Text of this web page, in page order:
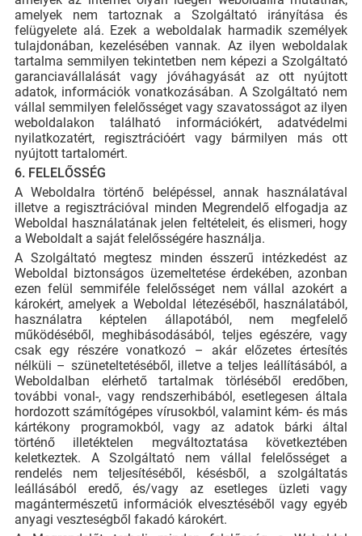
amelyek nem tartoznak a Szolgáltató irányítása és
felügyelete alá. Ezek a weboldalak harmadik személyek
tulajdonában, kezelésében vannak. Az ilyen weboldalak
tartalma semmilyen tekintetben nem képezi a Szolgáltató
garanciavállalását vagy jóváhagyását az ott nyújtott
adatok, információk vonatkozásában. A Szolgáltató nem
vállal semmilyen felelősséget vagy szavatosságot az ilyen
weboldalakon található információkért, adatvédelmi
nyilatkozatért, regisztrációért vagy bármilyen más ott
nyújtott tartalomért.
6. FELELŐSSÉG
A Weboldalra történő belépéssel, annak használatával
illetve a regisztrációval minden Megrendelő elfogadja az
Weboldal használatának jelen feltételeit, és elismeri, hogy
a Weboldalt a saját felelősségére használja.
A Szolgáltató megtesz minden ésszerű intézkedést az
Weboldal biztonságos üzemeltetése érdekében, azonban
ezen felül semmiféle felelősséget nem vállal azokért a
károkért, amelyek a Weboldal létezéséből, használatából,
használatra képtelen állapotából, nem megfelelő
működéséből, meghibásodásából, teljes egészére, vagy
csak egy részére vonatkozó – akár előzetes értesítés
nélküli – szüneteltetéséből, illetve a teljes leállításából, a
Weboldalban elérhető tartalmak törléséből eredőben,
további vonal-, vagy rendszerhibából, esetlegesen általa
hordozott számítógépes vírusokból, valamint kém- és más
kártékony programokból, vagy az adatok bárki által
történő illetéktelen megváltoztatása következtében
keletkeztek. A Szolgáltató nem vállal felelősséget a
rendelés nem teljesítéséből, késésből, a szolgáltatás
leállásából eredő, és/vagy az esetleges üzleti vagy
magántermészetű információk elvesztéséből vagy egyéb
anyagi veszteségből fakadó károkért.